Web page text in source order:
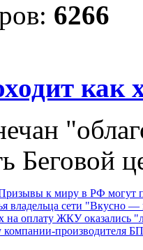
6266
как
Беговой
к миру в РФ могут
владельца сети "Вкусно —
на оплату ЖКУ оказались
компании-